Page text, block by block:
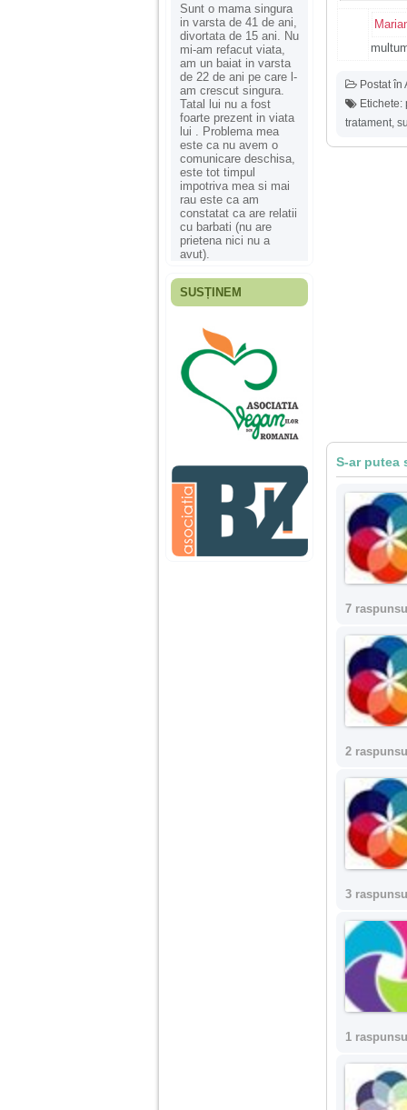
Sunt o mama singura
in varsta de 41 de ani,
divortata de 15 ani. Nu
mi-am refacut viata,
am un baiat in varsta
de 22 de ani pe care l-
am crescut singura.
Tatal lui nu a fost
foarte prezent in viata
lui . Problema mea
este ca nu avem o
comunicare deschisa,
este tot timpul
impotriva mea si mai
rau este ca am
constatat ca are relatii
cu barbati (nu are
prietena nici nu a
avut).
Fiica mea s-a nascut
ani, privind in urma
realizez cat de multe
greseli am facut in
educatia si cresterea
ei, am fost o mama
egoista, preocupata
de implinirea
profesionala, cand ea
era mica am neglijat-
agresiva, orice
greseala era taxata cu
o palma sau pedepse.
De 4 ani am o relatie
serioasa cu un barbat
SUSȚINEM
Postat în
Etichete:
tratament,
S-ar putea
7
2
3
1